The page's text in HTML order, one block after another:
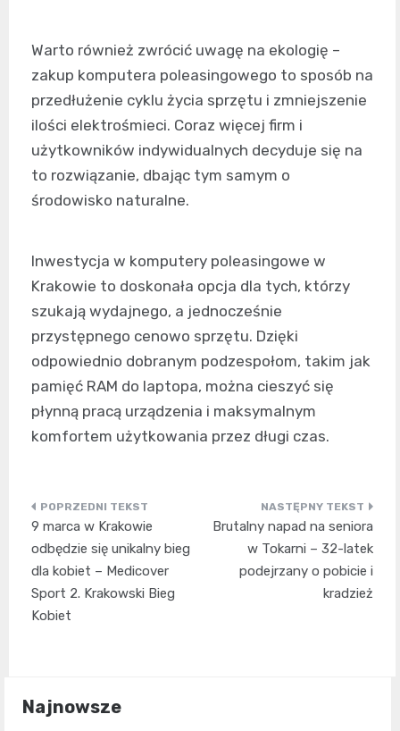
Warto również zwrócić uwagę na ekologię –
zakup komputera poleasingowego to sposób na
przedłużenie cyklu życia sprzętu i zmniejszenie
ilości elektrośmieci. Coraz więcej firm i
użytkowników indywidualnych decyduje się na
to rozwiązanie, dbając tym samym o
środowisko naturalne.
Inwestycja w komputery poleasingowe w
Krakowie to doskonała opcja dla tych, którzy
szukają wydajnego, a jednocześnie
przystępnego cenowo sprzętu. Dzięki
odpowiednio dobranym podzespołom, takim jak
pamięć RAM do laptopa, można cieszyć się
płynną pracą urządzenia i maksymalnym
komfortem użytkowania przez długi czas.
Nawigacja
wpisu
9 marca w Krakowie
odbędzie się unikalny bieg
dla kobiet – Medicover
Sport 2. Krakowski Bieg
Kobiet
Brutalny napad na seniora
w Tokarni – 32-latek
podejrzany o pobicie i
kradzież
Najnowsze